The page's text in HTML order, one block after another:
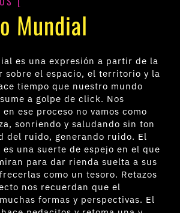
Mundial
es una expresión a partir de la
sobre el espacio, el territorio y la
tiempo que nuestro mundo
a golpe de click. Nos
ese proceso no vamos como
sonriendo y saludando sin ton
del ruido, generando ruido. El
una suerte de espejo en el que
para dar rienda suelta a sus
como un tesoro. Retazos
nos recuerdan que el
formas y perspectivas. El